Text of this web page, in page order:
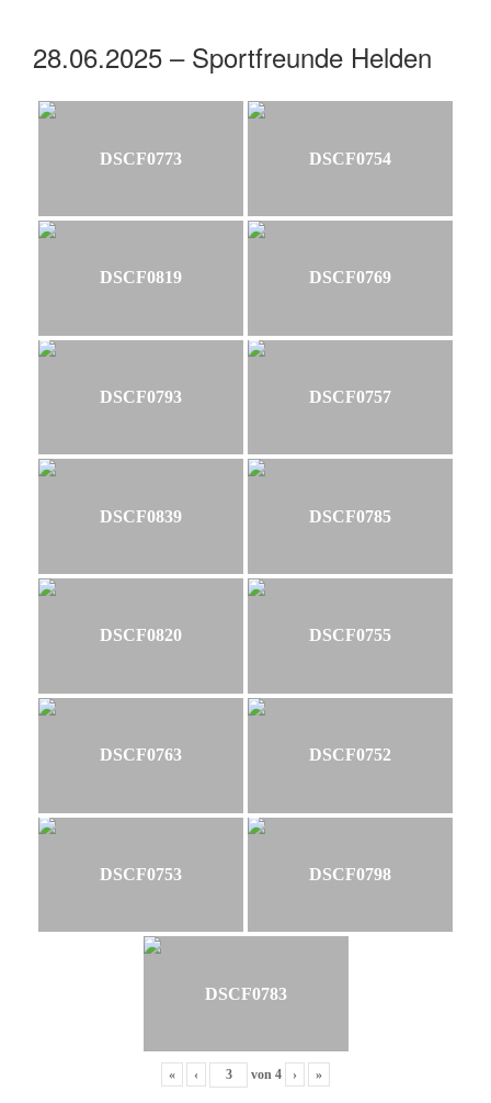
28.06.2025 – Sportfreunde Helden
DSCF0773 DSCF0754
DSCF0819 DSCF0769
DSCF0793 DSCF0757
DSCF0839 DSCF0785
DSCF0820 DSCF0755
DSCF0763 DSCF0752
DSCF0753 DSCF0798
DSCF0783
« ‹ von 4 › »